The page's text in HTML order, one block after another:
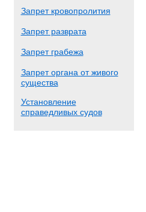
Запрет кровопролития
Запрет разврата
Запрет грабежа
Запрет органа от живого
существа
Установление
справедливых судов